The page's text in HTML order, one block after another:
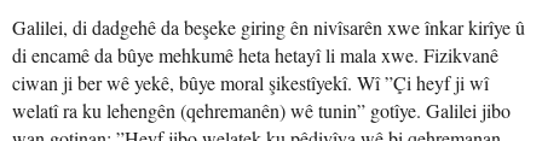
Galilei, di dadgehê da beşeke giring ên nivîsarên xwe înkar kirîye û
di encamê da bûye mehkumê heta hetayî li mala xwe. Fizikvanê
ciwan ji ber wê yekê, bûye moral şikestîyekî. Wî ”Çi heyf ji wî
welatî ra ku lehengên (qehremanên) wê tunin” gotîye. Galilei jibo